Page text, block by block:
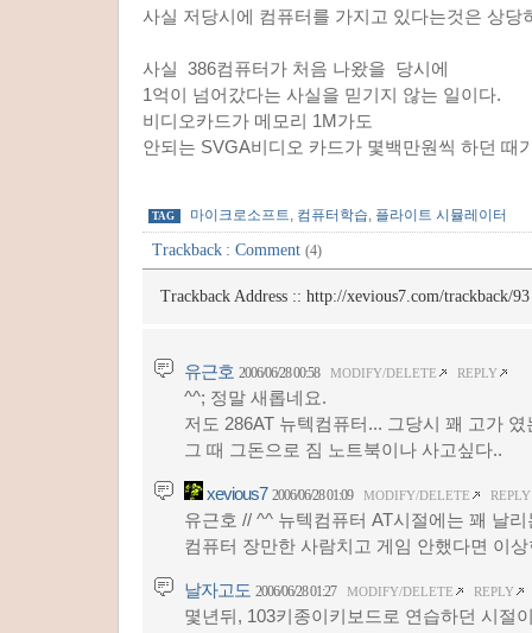
사실 저당시에 컴퓨터를 가지고 있다는것은 상
사실 386컴퓨터가 처음 나왔을 당시에
1억이 넘어갔다는 사실을 믿기지 않는 일이다.
비디오카드가 메모리 1M가도
안되는 SVGA비디오 카드가 몇백만원씩 하던 때
TAG 마이크로소프트, 컴퓨터학습, 플라이트 시뮬레이터
Trackback : Comment (4)
Trackback Address :: http://xevious7.com/trackback/93
유근호 2006/06/28 00:58 MODIFY/DELETE REPLY
^^; 정말 새롭네요.
저도 286AT 뉴텍컴퓨터... 그당시 꽤 고가
그 때 그돈으로 짐 노트북이나 사고싶다..
xevious7 2006/06/28 01:09 MODIFY/DELETE REPLY
유근호 // ^^ 뉴텍컴퓨터 AT시절에는 꽤 날
컴퓨터 장만한 사람치고 게임 안했다면 이
날자고도 2006/06/28 01:27 MODIFY/DELETE REPLY
몇년뒤, 103키종이키보드로 연습하던 시절